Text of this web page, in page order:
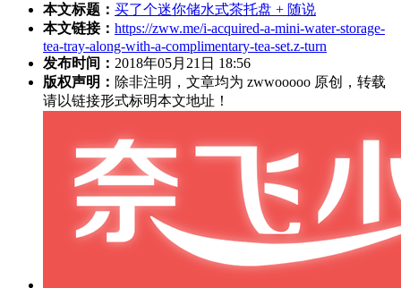
本文标题： 买了个迷你储水式茶托盘 + 随说
本文链接： https://zww.me/i-acquired-a-mini-water-storage-
tea-tray-along-with-a-complimentary-tea-set.z-turn
发布时间： 2018年05月21日 18:56
版权声明： 除非注明，文章均为 zwwooooo 原创，转载
请以链接形式标明本文地址！